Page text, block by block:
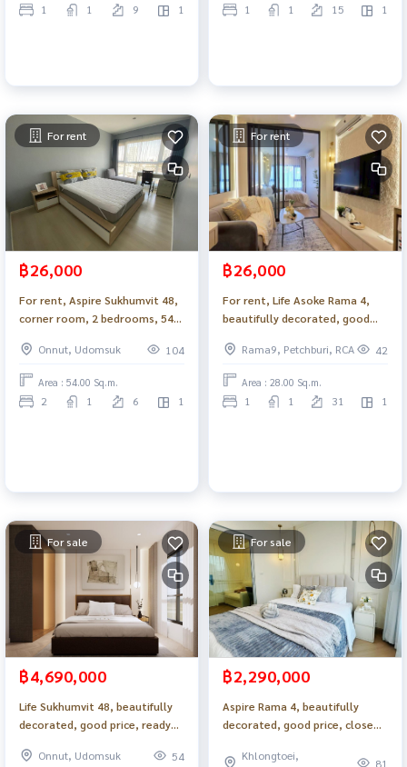
1 1 9 1 1 1 15 1
For rent
฿26,000
For rent, Aspire Sukhumvit 48,
corner room, 2 bedrooms, 54
fully furnished, ready to move
in, fully furnished, electrical
appliances. Cool breeze_Do908
Onnut, Udomsuk 104
Area : 54.00 Sq.m.
2 1 6 1
For rent
฿26,000
For rent, Life Asoke Rama 4,
beautifully decorated, good
MRT Queen Sirikit
Center_Do906
Rama9, Petchburi, RCA 42
Area : 28.00 Sq.m.
1 1 31 1
For sale
฿4,690,000
Life Sukhumvit 48, beautifully
decorated, good price, ready
Khanong_Do905
Onnut, Udomsuk 54
For sale
฿2,290,000
Aspire Rama 4, beautifully
decorated, good price, close
good to live in or invest
Khlongtoei,
81